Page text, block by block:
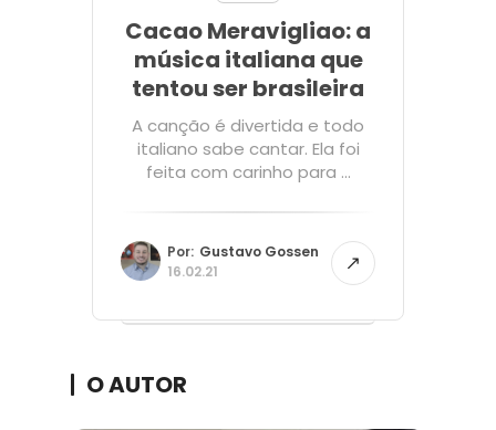
Cacao Meravigliao: a
música italiana que
tentou ser brasileira
A canção é divertida e todo
italiano sabe cantar. Ela foi
feita com carinho para ...
Por: Gustavo Gossen
16.02.21
O AUTOR